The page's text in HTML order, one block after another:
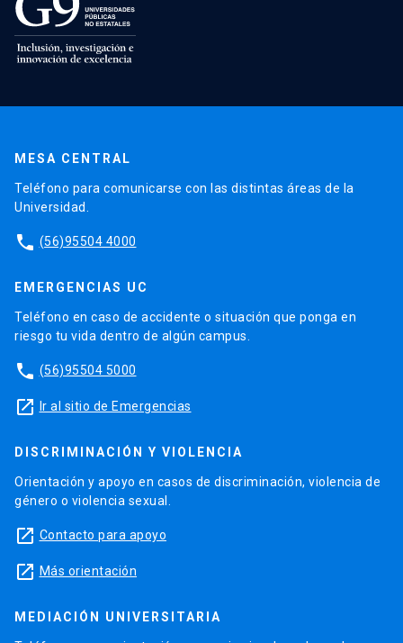
MESA CENTRAL
Teléfono para comunicarse con las distintas áreas de la
Universidad.
phone (56)95504 4000
EMERGENCIAS UC
Teléfono en caso de accidente o situación que ponga en
riesgo tu vida dentro de algún campus.
phone (56)95504 5000
launch Ir al sitio de Emergencias
DISCRIMINACIÓN Y VIOLENCIA
Orientación y apoyo en casos de discriminación, violencia de
género o violencia sexual.
launch Contacto para apoyo
launch Más orientación
MEDIACIÓN UNIVERSITARIA